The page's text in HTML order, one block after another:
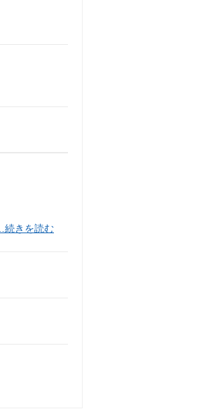
…続きを読む